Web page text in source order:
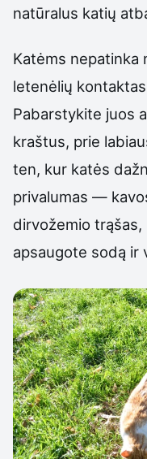
natūralus katių
Katėms nepatinka
letenėlių
Pabarstykite juos
kraštus, prie
ten, kur katės
privalumas —
dirvožemio
apsaugote sodą ir